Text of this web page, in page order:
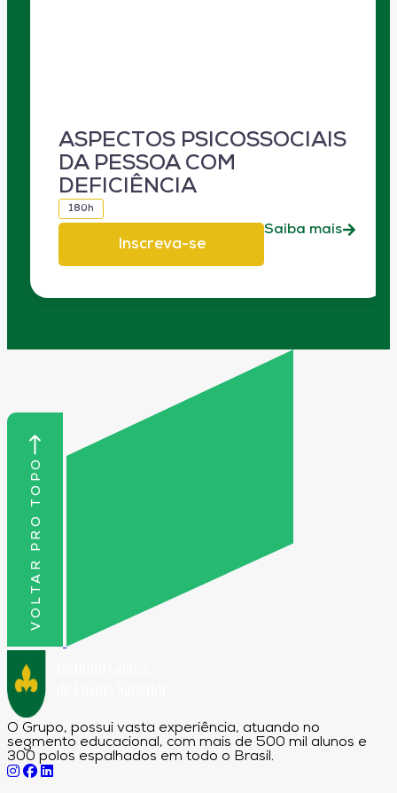
ASPECTOS PSICOSSOCIAIS
DA PESSOA COM
DEFICIÊNCIA
180h
Inscreva-se
Saiba mais
VOLTAR PRO TOPO
O Grupo, possui vasta experiência, atuando no
segmento educacional, com mais de 500 mil alunos e
300 polos espalhados em todo o Brasil.